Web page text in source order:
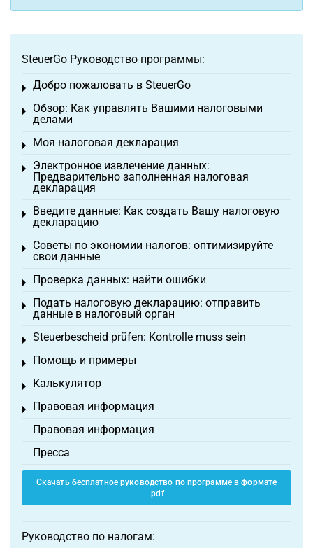
SteuerGo Руководство программы:
Добро пожаловать в SteuerGo
Toggle menu
Обзор: Как управлять Вашими налоговыми
делами
Toggle menu
Моя налоговая декларация
Toggle menu
Электронное извлечение данных:
Предварительно заполненная налоговая
декларация
Toggle menu
Введите данные: Как создать Вашу налоговую
декларацию
Toggle menu
Советы по экономии налогов: оптимизируйте
свои данные
Toggle menu
Проверка данных: найти ошибки
Toggle menu
Подать налоговую декларацию: отправить
данные в налоговый орган
Toggle menu
Steuerbescheid prüfen: Kontrolle muss sein
Toggle menu
Помощь и примеры
Toggle menu
Калькулятор
Toggle menu
Правовая информация
Toggle menu
Правовая информация
Пресса
Скачать бесплатное руководство по программе в формате
.pdf
Руководство по налогам: